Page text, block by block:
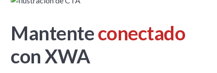
Mantenteconectado
con XWA